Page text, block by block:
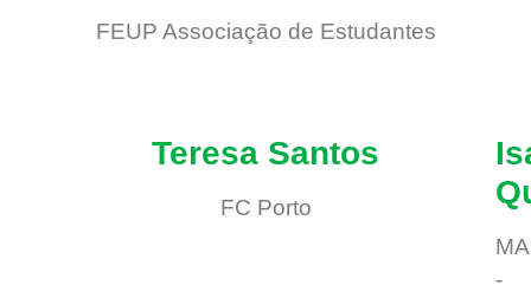
FEUP Associação de Estudantes
Teresa Santos
FC Porto
-